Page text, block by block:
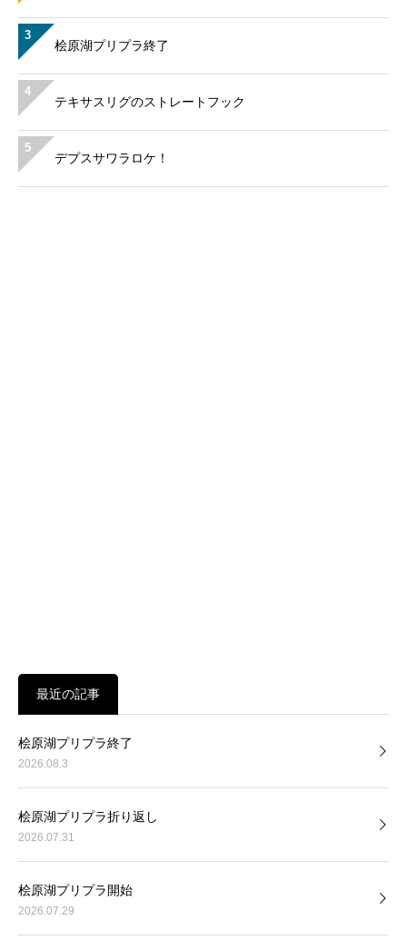
3
桧原湖プリプラ終了
4
テキサスリグのストレートフック
5
デプスサワラロケ！
最近の記事
桧原湖プリプラ終了
2026.08.3
桧原湖プリプラ折り返し
2026.07.31
桧原湖プリプラ開始
2026.07.29